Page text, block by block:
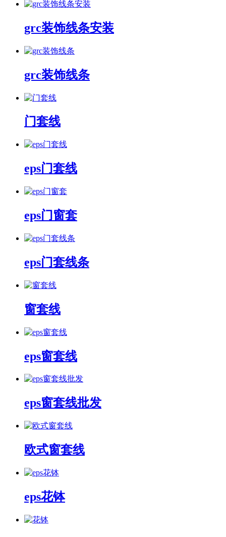
grc装饰线条安装
grc装饰线条
门套线
eps门套线
eps门窗套
eps门套线条
窗套线
eps窗套线
eps窗套线批发
欧式窗套线
eps花钵